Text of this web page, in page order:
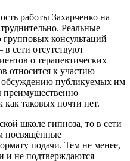
работы Захарченко на
Реальные
консультаций
сети отсутствуют
о терапевтических
относится к участию
обсуждению публикуемых им
преимущественно
таковых почти нет.
школе гипноза, то в сети
посвящённые
подачи. Тем не менее,
и не подтверждаются